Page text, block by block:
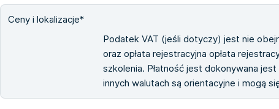
Ceny i lokalizacje*
Podatek VAT (jeśli dotyczy) jest nie
oraz opłata rejestracyjna opłata
szkolenia. Płatność jest dokonywana
innych walutach są orientacyjne i mogą